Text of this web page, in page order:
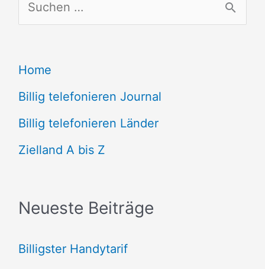
u
h
e
n
n
h
Home
Billig telefonieren Journal
Billig telefonieren Länder
Zielland A bis Z
Neueste Beiträge
Billigster Handytarif